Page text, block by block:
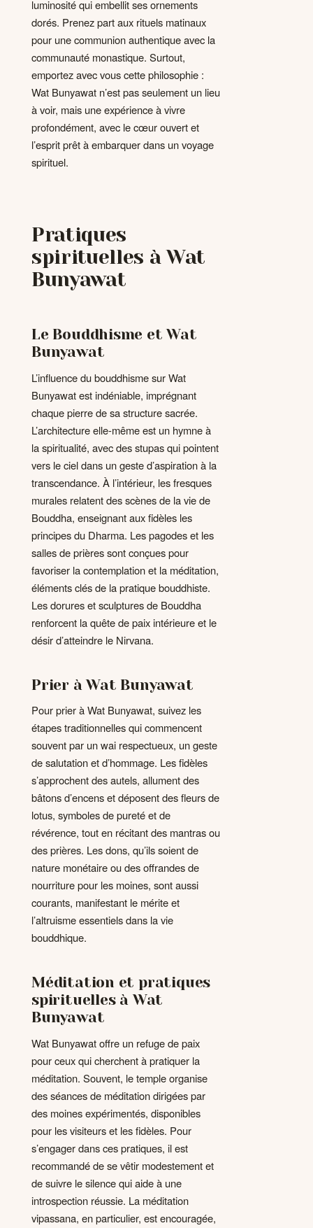
luminosité qui embellit ses ornements
dorés. Prenez part aux rituels matinaux
pour une communion authentique avec la
communauté monastique. Surtout,
emportez avec vous cette philosophie :
Wat Bunyawat n’est pas seulement un lieu
à voir, mais une expérience à vivre
profondément, avec le cœur ouvert et
l’esprit prêt à embarquer dans un voyage
spirituel.
Pratiques
spirituelles à Wat
Bunyawat
Le Bouddhisme et Wat
Bunyawat
L’influence du bouddhisme sur Wat
Bunyawat est indéniable, imprégnant
chaque pierre de sa structure sacrée.
L’architecture elle-même est un hymne à
la spiritualité, avec des stupas qui pointent
vers le ciel dans un geste d’aspiration à la
transcendance. À l’intérieur, les fresques
murales relatent des scènes de la vie de
Bouddha, enseignant aux fidèles les
principes du Dharma. Les pagodes et les
salles de prières sont conçues pour
favoriser la contemplation et la méditation,
éléments clés de la pratique bouddhiste.
Les dorures et sculptures de Bouddha
renforcent la quête de paix intérieure et le
désir d’atteindre le Nirvana.
Prier à Wat Bunyawat
Pour prier à Wat Bunyawat, suivez les
étapes traditionnelles qui commencent
souvent par un wai respectueux, un geste
de salutation et d’hommage. Les fidèles
s’approchent des autels, allument des
bâtons d’encens et déposent des fleurs de
lotus, symboles de pureté et de
révérence, tout en récitant des mantras ou
des prières. Les dons, qu’ils soient de
nature monétaire ou des offrandes de
nourriture pour les moines, sont aussi
courants, manifestant le mérite et
l’altruisme essentiels dans la vie
bouddhique.
Méditation et pratiques
spirituelles à Wat
Bunyawat
Wat Bunyawat offre un refuge de paix
pour ceux qui cherchent à pratiquer la
méditation. Souvent, le temple organise
des séances de méditation dirigées par
des moines expérimentés, disponibles
pour les visiteurs et les fidèles. Pour
s’engager dans ces pratiques, il est
recommandé de se vêtir modestement et
de suivre le silence qui aide à une
introspection réussie. La méditation
vipassana, en particulier, est encouragée,